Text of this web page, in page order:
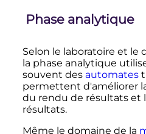
Phase analytique
Selon le laboratoire et le
la phase analytique
souvent des automates
permettent d'améliorer
du rendu de résultats et
résultats.
Même le domaine de la